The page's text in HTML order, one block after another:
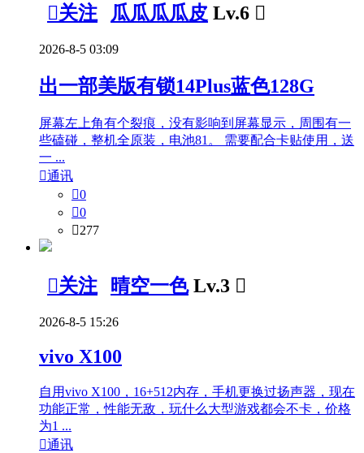
关注 瓜瓜瓜瓜皮 Lv.6 
2026-8-5 03:09
出一部美版有锁14Plus蓝色128G
屏幕左上角有个裂痕，没有影响到屏幕显示，周围有一
些磕碰，整机全原装，电池81。 需要配合卡贴使用，送
一 ...
通讯
0
0
277
关注 晴空一色 Lv.3 
2026-8-5 15:26
vivo X100
自用vivo X100，16+512内存，手机更换过扬声器，现在
功能正常，性能无敌，玩什么大型游戏都会不卡，价格
为1 ...
通讯